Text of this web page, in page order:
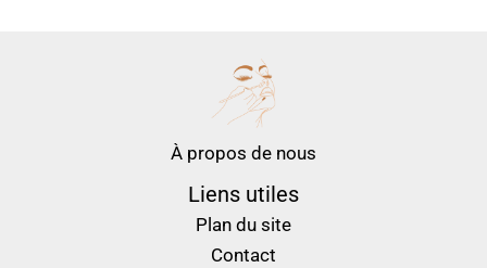
À propos de nous
Liens utiles
Plan du site
Contact